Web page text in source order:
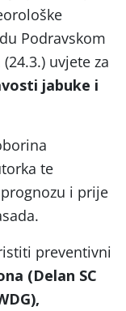
Podravskom
uvjete za
jabuke i
te
i prije
preventivni
(Delan SC